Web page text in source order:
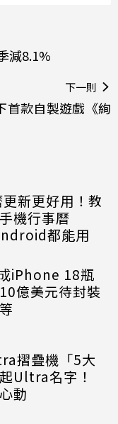
減8.1%
下一則
首款自製遊戲《絢
新更好用！教
機行事曆
都能用
iPhone 18瓶
億美元待封裝
摺疊機「5大
Ultra名字！
動